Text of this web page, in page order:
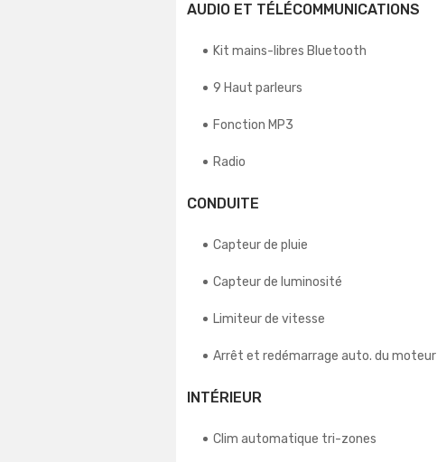
AUDIO ET TÉLÉCOMMUNICATIONS
Kit mains-libres Bluetooth
9 Haut parleurs
Fonction MP3
Radio
CONDUITE
Capteur de pluie
Capteur de luminosité
Limiteur de vitesse
Arrêt et redémarrage auto. du moteur
INTÉRIEUR
Clim automatique tri-zones